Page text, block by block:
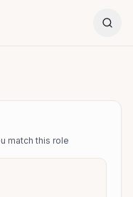
match this role